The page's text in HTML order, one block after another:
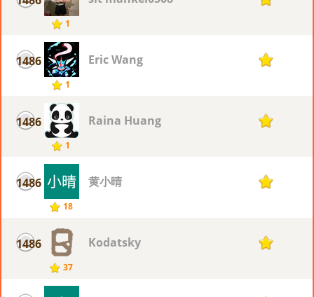
1
1486
1
Eric Wang 1
1486
1
Raina Huang 1
1486
18
黄小晴 1
1486
37
Kodatsky 1